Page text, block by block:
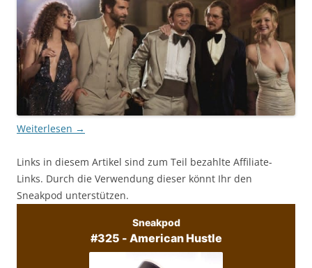
Weiterlesen →
Links in diesem Artikel sind zum Teil bezahlte Affiliate-
Links. Durch die Verwendung dieser könnt Ihr den
Sneakpod unterstützen.